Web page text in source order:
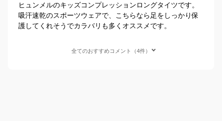
ヒュンメルのキッズコンプレッションロングタイツです。
吸汗速乾のスポーツウェアで、こちらなら足をしっかり保
護してくれそうでカラバリも多くオススメです。
全てのおすすめコメント（4件）